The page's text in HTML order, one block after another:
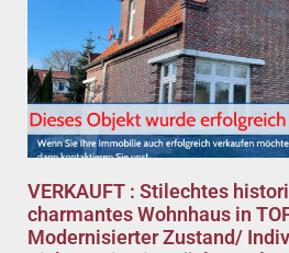
VERKAUFT : Stilechtes
charmantes Wohnhaus in
Modernisierter Zustand/